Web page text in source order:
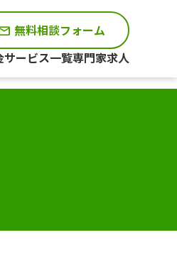
無料相談フォーム
サービス一覧専門家求人